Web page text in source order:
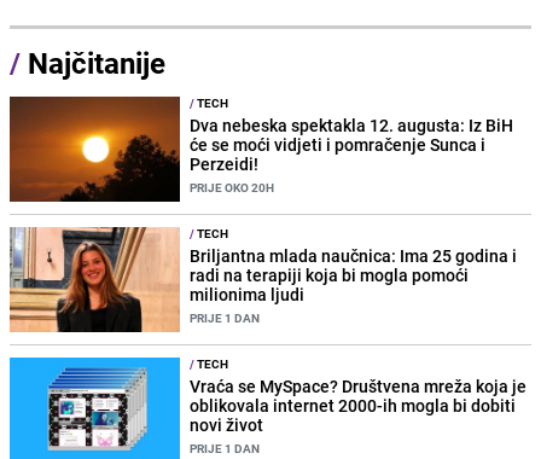
/ Najčitanije
/TECH
Dva nebeska spektakla 12. augusta: Iz BiH
će se moći vidjeti i pomračenje Sunca i
Perzeidi!
PRIJE OKO 20H
/TECH
Briljantna mlada naučnica: Ima 25 godina i
radi na terapiji koja bi mogla pomoći
milionima ljudi
PRIJE 1 DAN
/TECH
Vraća se MySpace? Društvena mreža koja je
oblikovala internet 2000-ih mogla bi dobiti
novi život
PRIJE 1 DAN